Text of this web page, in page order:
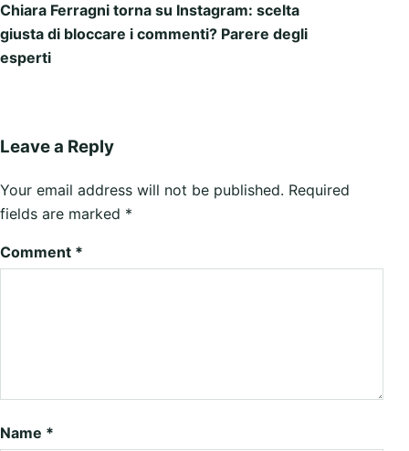
Chiara Ferragni torna su Instagram: scelta
giusta di bloccare i commenti? Parere degli
esperti
Leave a Reply
Your email address will not be published. Required
fields are marked *
Comment *
Name *